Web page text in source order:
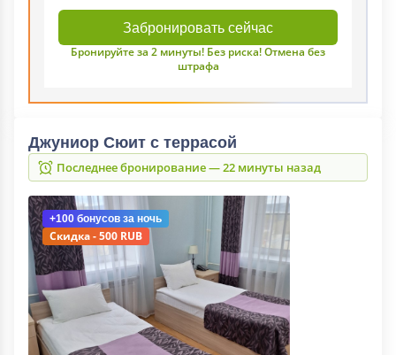
Забронировать сейчас
Бронируйте за 2 минуты! Без риска! Отмена без
штрафа
Джуниор Сюит с террасой
Последнее бронирование — 22 минуты назад
+100 бонусов за ночь
Скидка - 500 RUB